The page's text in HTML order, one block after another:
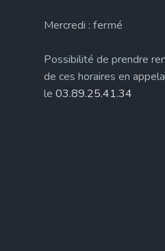
Mercredi : fermé
Possibilité de prendre
de ces horaires en
le 03.89.25.41.34